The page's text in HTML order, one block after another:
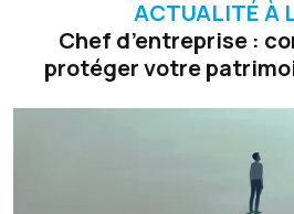
ACTUALITÉ À
Chef d’entreprise :
protéger votre